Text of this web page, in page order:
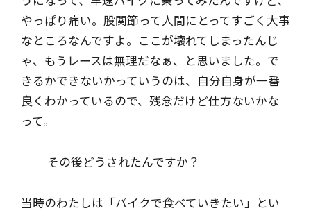
やっぱり痛い。股関節って人間にとってすごく大事
なところなんですよ。ここが壊れてしまったんじ
ゃ、もうレースは無理だなぁ、と思いました。で
きるかできないかっていうのは、自分自身が一番
良くわかっているので、残念だけど仕方ないかな
って。
── その後どうされたんですか？
当時のわたしは「バイクで食べていきたい」とい